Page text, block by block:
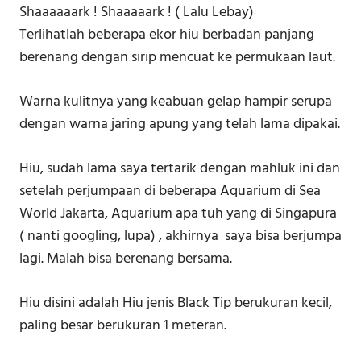
Shaaaaaark ! Shaaaaark ! ( Lalu Lebay)
Terlihatlah beberapa ekor hiu berbadan panjang
berenang dengan sirip mencuat ke permukaan laut.
Warna kulitnya yang keabuan gelap hampir serupa
dengan warna jaring apung yang telah lama dipakai.
Hiu, sudah lama saya tertarik dengan mahluk ini dan
setelah perjumpaan di beberapa Aquarium di Sea
World Jakarta, Aquarium apa tuh yang di Singapura
( nanti googling, lupa) , akhirnya saya bisa berjumpa
lagi. Malah bisa berenang bersama.
Hiu disini adalah Hiu jenis Black Tip berukuran kecil,
paling besar berukuran 1 meteran.